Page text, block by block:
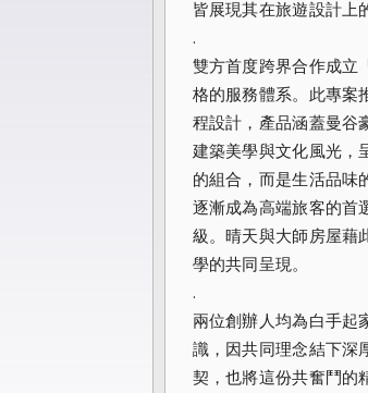
皆展現其在旅遊設計上
.
雙方首度跨界合作成立
格的服務體系。此專案
程設計，產品涵蓋曼谷
建築美學與文化風光，
的組合，而是生活品味
逐漸成為高端旅客的首
級。晴天與大師房屋藉
學的共同呈現。
.
兩位創辦人均為白手起
識，因共同理念結下深
契，也將這份共奮鬥的